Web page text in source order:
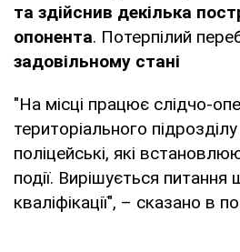
та здійснив декілька
опонента. Потерпілий
задовільному стані
"На місці працює слідчо-
територіального
поліцейські, які
події. Вирішується
кваліфікації", – сказано в